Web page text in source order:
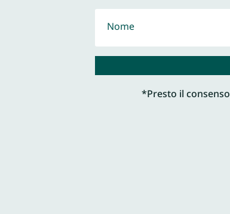
*Presto il